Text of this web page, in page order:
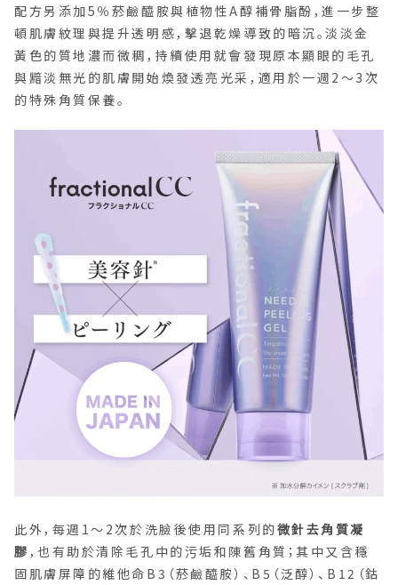
配方另添加5％菸鹼醯胺與植物性A醇補骨脂酚，進一步整
頓肌膚紋理與提升透明感，擊退乾燥導致的暗沉。淡淡金
黃色的質地濃而微稠，持續使用就會發現原本顯眼的毛孔
與黯淡無光的肌膚開始煥發透亮光采，適用於一週2〜3次
的特殊角質保養。
此外，每週1〜2次於洗臉後使用同系列的微針去角質凝
膠 ，也有助於清除毛孔中的污垢和陳舊角質；其中又含穩
固肌膚屏障的維他命B3（菸鹼醯胺）、B5（泛醇）、B12（鈷